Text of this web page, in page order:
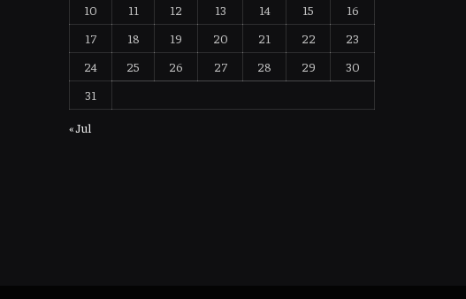
10
11 12 13 14 15
16
17
18 19 20 21 22
23
24
25 26 27 28 29
30
31
« Jul